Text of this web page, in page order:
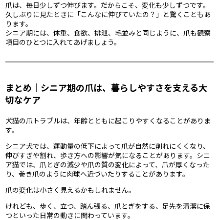
爪は、毎日少しずつ伸びます。だからこそ、変化も少しずつです。
久しぶりに見たときに「こんなに伸びていたの？」と驚くこともあ
ります。
シニア期には、体重、食欲、排泄、毛並みと同じように、爪も観察
項目のひとつに入れてあげましょう。
まとめ｜シニア期の爪は、暮らしやすさを支える大
切なケア
犬猫の爪トラブルは、年齢とともに起こりやすくなることがありま
す。
シニア犬では、運動量の低下によって爪が自然に削れにくくなり、
伸びすぎや割れ、歩き方への影響が気になることがあります。シニ
ア猫では、爪とぎの減少や爪の質の変化によって、爪が厚くなった
り、巻き爪のように肉球へ近づいたりすることがあります。
爪の変化は小さく見えるかもしれません。
けれども、歩く、立つ、踏ん張る、爪とぎをする、足先を清潔に保
つといった日常の動きに関わっています。